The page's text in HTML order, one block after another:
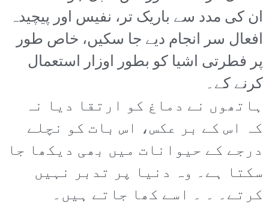
ان کی مدد سے باریک تر، نفیس اور پیچیدہ
افعال سر انجام دیے جا سکیں، خاص طور
پر فطرتی اشیا کو بطور اوزار استعمال
کرنے کے۔
ہاتھوں نے دماغ کو ارتقا دیا نہ
کہ اس کے بر عکس، اس بات کو نچلے
درجے کے حیوانات میں بھی دیکھا جا
سکتا ہے۔ وہ دنیا پر تدبر نہیں
کرتے۔ ۔ ۔ اسے کھا جاتے ہیں۔